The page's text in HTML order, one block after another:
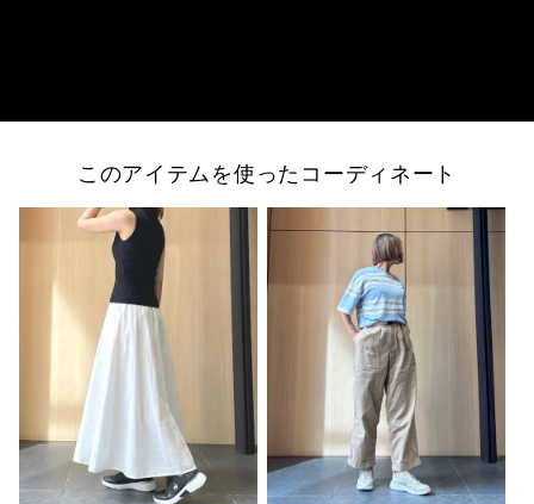
このアイテムを使ったコーディネート